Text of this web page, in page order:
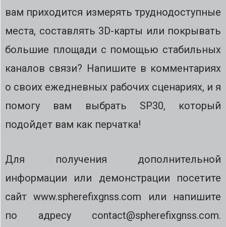
вам приходится измерять труднодоступные
места, составлять 3D-карты или покрывать
большие площади с помощью стабильных
каналов связи? Напишите в комментариях
о своих ежедневных рабочих сценариях, и я
помогу вам выбрать SP30, который
подойдет вам как перчатка!
Для получения дополнительной
информации или демонстрации посетите
сайт www.spherefixgnss.com или напишите
по адресу contact@spherefixgnss.com.